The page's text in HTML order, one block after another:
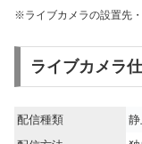
※ライブカメラの設置先
ライブカメラ
配信種類